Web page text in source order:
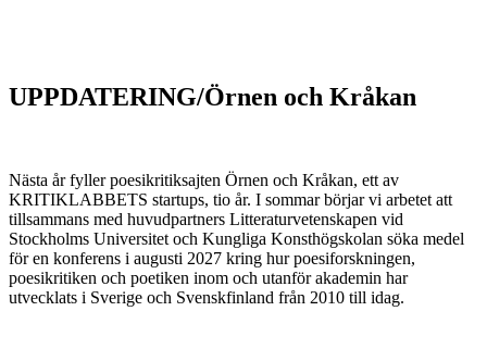
UPPDATERING/Örnen och Kråkan
Nästa år fyller poesikritiksajten Örnen och Kråkan, ett av
KRITIKLABBETS startups, tio år. I sommar börjar vi arbetet att
tillsammans med huvudpartners Litteraturvetenskapen vid
Stockholms Universitet och Kungliga Konsthögskolan söka medel
för en konferens i augusti 2027 kring hur poesiforskningen,
poesikritiken och poetiken inom och utanför akademin har
utvecklats i Sverige och Svenskfinland från 2010 till idag.